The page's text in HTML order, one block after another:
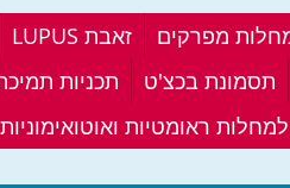
מפרקים זאבת LUPUS
תסמונת בכצ'ט תכניות
ראומטיות ואוטואימוניות